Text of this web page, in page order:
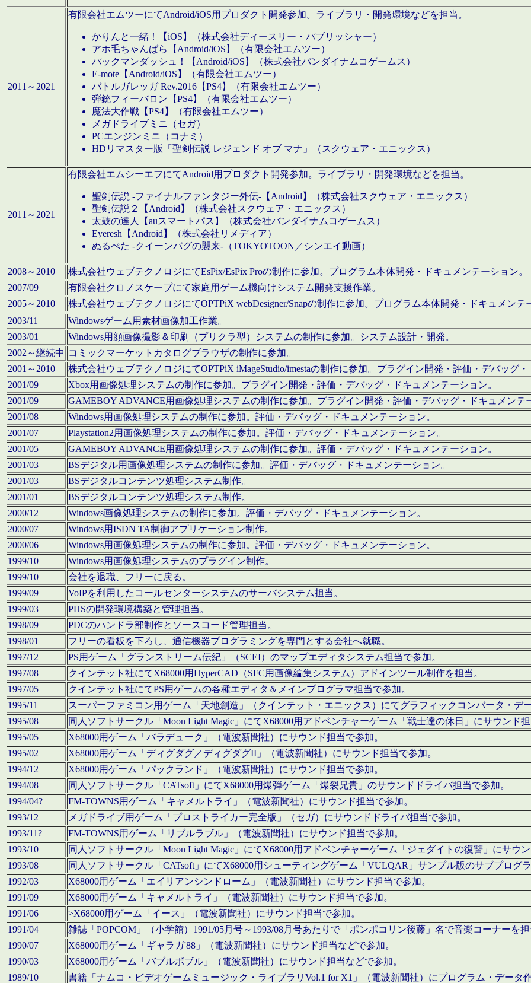
2011～2021
有限会社エムツーにてAndroid/iOS用プロダクト開発参加。ライブラリ・開発環境などを担当。
かりんと一緒！【iOS】（株式会社ディースリー・パブリッシャー）
アホ毛ちゃんばら【Android/iOS】（有限会社エムツー）
パックマンダッシュ！【Android/iOS】（株式会社バンダイナムコゲームス）
E-mote【Android/iOS】（有限会社エムツー）
バトルガレッガ Rev.2016【PS4】（有限会社エムツー）
弾銃フィーバロン【PS4】（有限会社エムツー）
魔法大作戦【PS4】（有限会社エムツー）
メガドライブミニ（セガ）
PCエンジンミニ（コナミ）
HDリマスター版「聖剣伝説 レジェンド オブ マナ」（スクウェア・エニックス）
2011～2021
有限会社エムシーエフにてAndroid用プロダクト開発参加。ライブラリ・開発環境などを担当。
聖剣伝説 -ファイナルファンタジー外伝-【Android】（株式会社スクウェア・エニックス）
聖剣伝説２【Android】（株式会社スクウェア・エニックス）
太鼓の達人【auスマートパス】（株式会社バンダイナムコゲームス）
Eyeresh【Android】（株式会社リメディア）
ぬるぺた -クイーンバグの襲来-（TOKYOTOON／シンエイ動画）
2008～2010
株式会社ウェブテクノロジにてEsPix/EsPix Proの制作に参加。プログラム本体開発・ドキュメンテーション。
2007/09
有限会社クロノスケープにて家庭用ゲーム機向けシステム開発支援作業。
2005～2010
株式会社ウェブテクノロジにてOPTPiX webDesigner/Snapの制作に参加。プログラム本体開発・ドキュメンテ
2003/11
Windowsゲーム用素材画像加工作業。
2003/01
Windows用顔画像撮影＆印刷（プリクラ型）システムの制作に参加。システム設計・開発。
2002～継続中 コミックマーケットカタログブラウザの制作に参加。
2001～2010
株式会社ウェブテクノロジにてOPTPiX iMageStudio/imestaの制作に参加。プラグイン開発・評価・デバッグ
2001/09
Xbox用画像処理システムの制作に参加。プラグイン開発・評価・デバッグ・ドキュメンテーション。
2001/09
GAMEBOY ADVANCE用画像処理システムの制作に参加。プラグイン開発・評価・デバッグ・ドキュメンテ
2001/08
Windows用画像処理システムの制作に参加。評価・デバッグ・ドキュメンテーション。
2001/07
Playstation2用画像処理システムの制作に参加。評価・デバッグ・ドキュメンテーション。
2001/05
GAMEBOY ADVANCE用画像処理システムの制作に参加。評価・デバッグ・ドキュメンテーション。
2001/03
BSデジタル用画像処理システムの制作に参加。評価・デバッグ・ドキュメンテーション。
2001/03
BSデジタルコンテンツ処理システム制作。
2001/01
BSデジタルコンテンツ処理システム制作。
2000/12
Windows画像処理システムの制作に参加。評価・デバッグ・ドキュメンテーション。
2000/07
Windows用ISDN TA制御アプリケーション制作。
2000/06
Windows用画像処理システムの制作に参加。評価・デバッグ・ドキュメンテーション。
1999/10
Windows用画像処理システムのプラグイン制作。
1999/10
会社を退職、フリーに戻る。
1999/09
VoIPを利用したコールセンターシステムのサーバシステム担当。
1999/03
PHSの開発環境構築と管理担当。
1998/09
PDCのハンドラ部制作とソースコード管理担当。
1998/01
フリーの看板を下ろし、通信機器プログラミングを専門とする会社へ就職。
1997/12
PS用ゲーム「グランストリーム伝紀」（SCEI）のマップエディタシステム担当で参加。
1997/08
クインテット社にてX68000用HyperCAD（SFC用画像編集システム）アドインツール制作を担当。
1997/05
クインテット社にてPS用ゲームの各種エディタ＆メインプログラマ担当で参加。
1995/11
スーパーファミコン用ゲーム「天地創造」（クインテット・エニックス）にてグラフィックコンバータ・デ
1995/08
同人ソフトサークル「Moon Light Magic」にてX68000用アドベンチャーゲーム「戦士達の休日」にサウンド
1995/05
X68000用ゲーム「バラデューク」（電波新聞社）にサウンド担当で参加。
1995/02
X68000用ゲーム「ディグダグ／ディグダグII」（電波新聞社）にサウンド担当で参加。
1994/12
X68000用ゲーム「パックランド」（電波新聞社）にサウンド担当で参加。
1994/08
同人ソフトサークル「CATsoft」にてX68000用爆弾ゲーム「爆裂兄貴」のサウンドドライバ担当で参加。
1994/04?
FM-TOWNS用ゲーム「キャメルトライ」（電波新聞社）にサウンド担当で参加。
1993/12
メガドライブ用ゲーム「プロストライカー完全版」（セガ）にサウンドドライバ担当で参加。
1993/11?
FM-TOWNS用ゲーム「リブルラブル」（電波新聞社）にサウンド担当で参加。
1993/10
同人ソフトサークル「Moon Light Magic」にてX68000用アドベンチャーゲーム「ジェダイトの復讐」にサウ
1993/08
同人ソフトサークル「CATsoft」にてX68000用シューティングゲーム「VULQAR」サンプル版のサブプログ
1992/03
X68000用ゲーム「エイリアンシンドローム」（電波新聞社）にサウンド担当で参加。
1991/09
X68000用ゲーム「キャメルトライ」（電波新聞社）にサウンド担当で参加。
1991/06
>X68000用ゲーム「イース」（電波新聞社）にサウンド担当で参加。
1991/04
雑誌「POPCOM」（小学館）1991/05月号～1993/08月号あたりで「ポンポコリン後藤」名で音楽コーナーを
1990/07
X68000用ゲーム「ギャラガ'88」（電波新聞社）にサウンド担当などで参加。
1990/03
X68000用ゲーム「バブルボブル」（電波新聞社）にサウンド担当などで参加。
1989/10
書籍「ナムコ・ビデオゲームミュージック・ライブラリVol.1 for X1」（電波新聞社）にプログラム・データ